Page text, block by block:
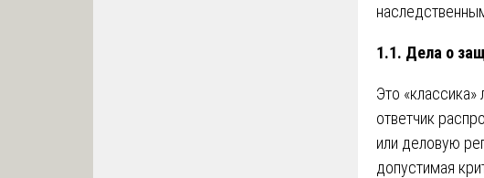
1.1. Дела о
Это
ответчик
или деловую
допустимая